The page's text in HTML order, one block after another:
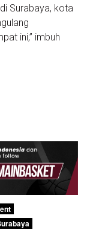
Surabaya, kota
ini,” imbuh